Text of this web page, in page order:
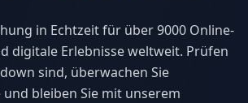
in Echtzeit für über 9000 Online-
digitale Erlebnisse weltweit. Prüfen
sind, überwachen Sie
bleiben Sie mit unserem